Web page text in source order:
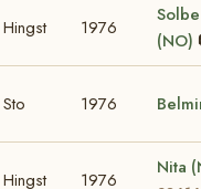
Hingst 1976
(NO)
Sto 1976
Hingst 1976
Nita